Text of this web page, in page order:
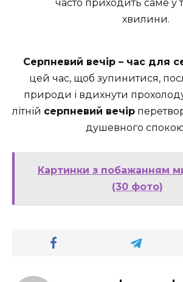
часто приходить саме у
хвилини.
Серпневий вечір – час для
цей час, щоб зупинитися,
природи і вдихнути
літній серпневий вечір
душевного
Картинки з побажанням
(30 фото)